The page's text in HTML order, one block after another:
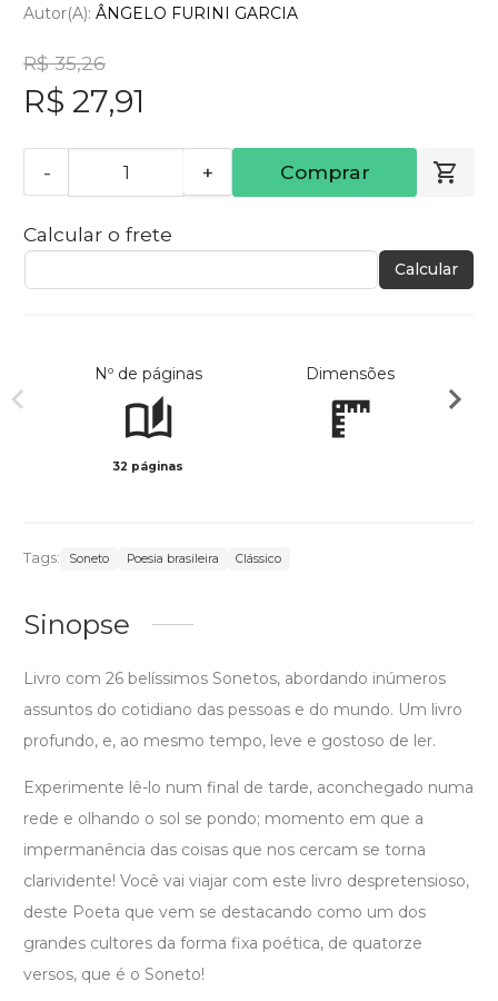
Autor(a): ÂNGELO FURINI GARCIA
R$ 35,26
R$ 27,91
- + Comprar
Calcular o frete
Calcular
Nº de páginas
32 páginas
Dimensões
Tags: Soneto Poesia brasileira Clássico
Sinopse
Livro com 26 belíssimos Sonetos, abordando inúmeros
assuntos do cotidiano das pessoas e do mundo. Um livro
profundo, e, ao mesmo tempo, leve e gostoso de ler.
Experimente lê-lo num final de tarde, aconchegado numa
rede e olhando o sol se pondo; momento em que a
impermanência das coisas que nos cercam se torna
clarividente! Você vai viajar com este livro despretensioso,
deste Poeta que vem se destacando como um dos
grandes cultores da forma fixa poética, de quatorze
versos, que é o Soneto!